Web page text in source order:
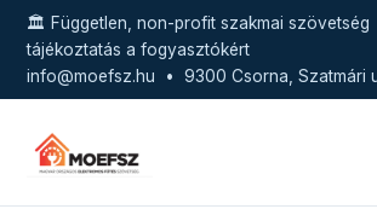
🏛️ Független, non-profit szakmai
tájékoztatás a fogyasztókért
info@moefsz.hu • 9300 Csorna, Szatmári